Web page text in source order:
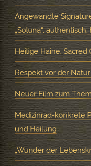
Angewandte
„Soluna“,
Heilige Haine, Sacred
Respekt vor der
Neuer Film zum
Medizinrad-konkrete
und Heilung
„Wunder der